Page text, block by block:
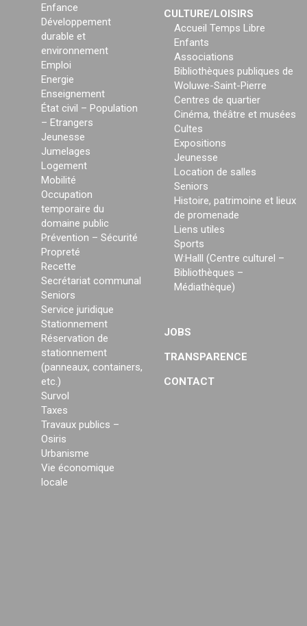
Enfance
Développement
durable et
environnement
Emploi
Energie
Enseignement
État civil – Population
– Etrangers
Jeunesse
Jumelages
Logement
Mobilité
Occupation
temporaire du
domaine public
Prévention – Sécurité
Propreté
Recette
Secrétariat communal
Seniors
Service juridique
Stationnement
Réservation de
stationnement
(panneaux, containers,
etc.)
Survol
Taxes
Travaux publics –
Osiris
Urbanisme
Vie économique
locale
CULTURE/LOISIRS
Accueil Temps Libre
Enfants
Associations
Bibliothèques publiques de
Woluwe-Saint-Pierre
Centres de quartier
Cinéma, théâtre et musées
Cultes
Expositions
Jeunesse
Location de salles
Seniors
Histoire, patrimoine et lieux
de promenade
Liens utiles
Sports
W:Halll (Centre culturel –
Bibliothèques –
Médiathèque)
JOBS
TRANSPARENCE
CONTACT